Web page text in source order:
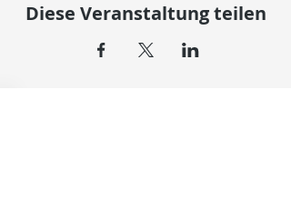
Diese Veranstaltung teilen